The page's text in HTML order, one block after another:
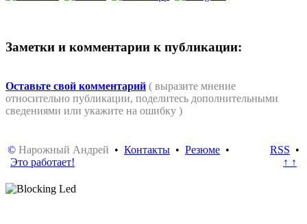
Заметки и комментарии к публикации:
Оставьте свой комментарий ( выразите мнение
относительно публикации, поделитесь дополнительными
сведениями или укажите на ошибку )
© Нарожный Андрей • Контакты • Резюме •
Это работает!
RSS •
↑ ↑